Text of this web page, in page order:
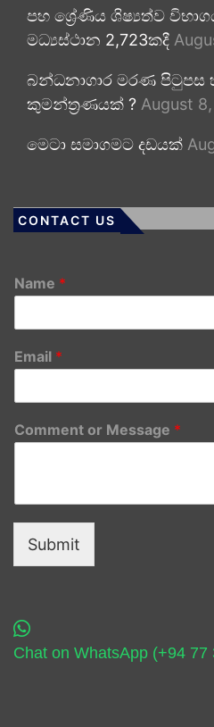
පහ ශ්‍රේණිය ශිෂ්‍යත්ව
මධ්‍යස්ථාන 2,723කදී
බන්ධනාගාර මරණ පිටුපස
කුමන්ත්‍රණයක් ? August
මෙටා සමාගමට දඩයක්
CONTACT US
Name *
Email *
Comment or Message *
Submit
Chat on WhatsApp (+94 77